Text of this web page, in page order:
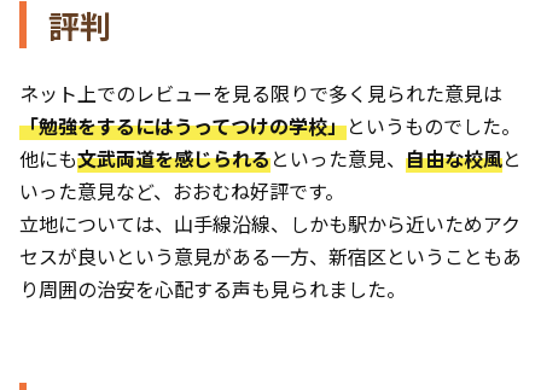
評判
ネット上でのレビューを見る限りで多く見られた意見は
「勉強をするにはうってつけの学校」というものでした。
他にも文武両道を感じられるといった意見、 自由な校風と
いった意見など、おおむね好評です。
立地については、山手線沿線、しかも駅から近いためアク
セスが良いという意見がある一方、新宿区ということもあ
り周囲の治安を心配する声も見られました。